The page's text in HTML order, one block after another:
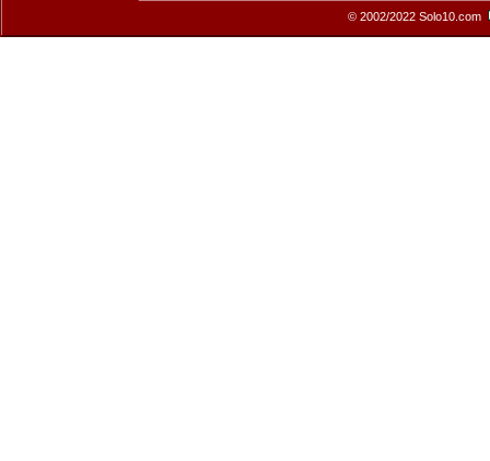
© 2002/2022 Solo10.com